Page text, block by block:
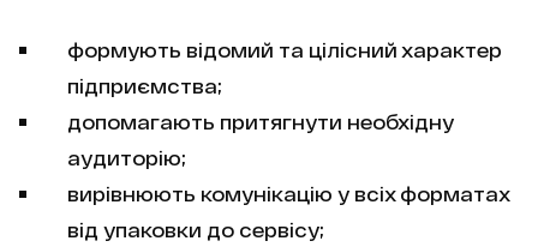
формують відомий та цілісний характер
підприємства;
допомагають притягнути необхідну
аудиторію;
вирівнюють комунікацію у всіх форматах
від упаковки до сервісу;